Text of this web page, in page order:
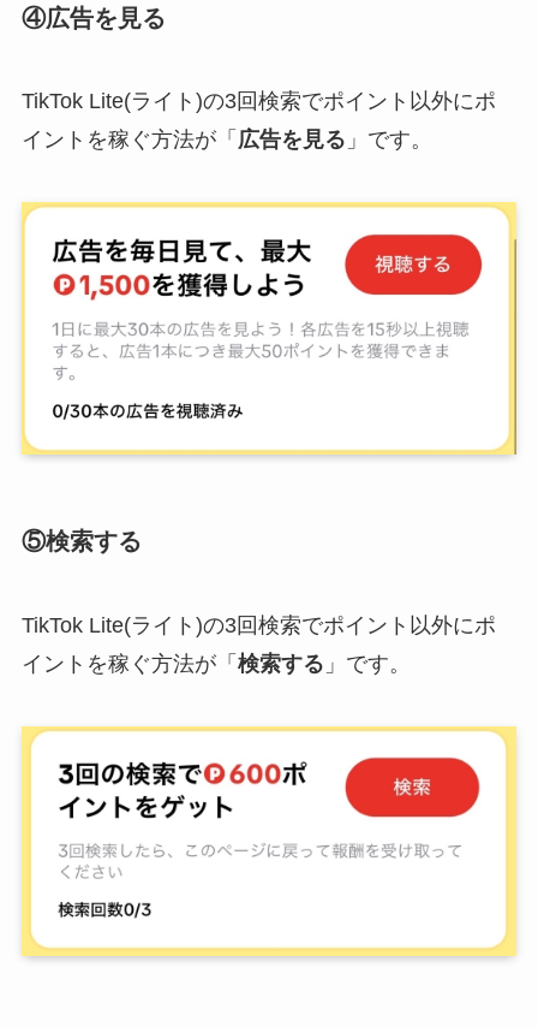
④広告を見る
TikTok Lite(ライト)の3回検索でポイント以外にポ
イントを稼ぐ方法が「 広告を見る 」です。
⑤検索する
TikTok Lite(ライト)の3回検索でポイント以外にポ
イントを稼ぐ方法が「 検索する 」です。